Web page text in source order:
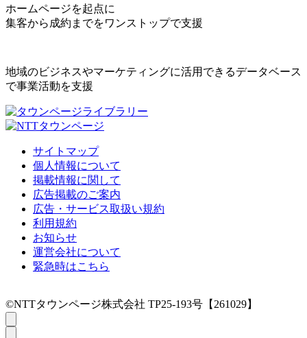
ホームページを起点に
集客から成約までをワンストップで支援
地域のビジネスやマーケティングに活用できるデータベース
で事業活動を支援
サイトマップ
個人情報について
掲載情報に関して
広告掲載のご案内
広告・サービス取扱い規約
利用規約
お知らせ
運営会社について
緊急時はこちら
©NTTタウンページ株式会社 TP25-193号【261029】